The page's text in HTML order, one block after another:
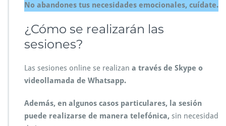
No abandones tus necesidades emocionales, cuídate.
¿Cómo se realizarán las
sesiones?
Las sesiones online se realizan a través de Skype o
videollamada de Whatsapp.
Además, en algunos casos particulares, la sesión
puede realizarse de manera telefónica, sin necesidad